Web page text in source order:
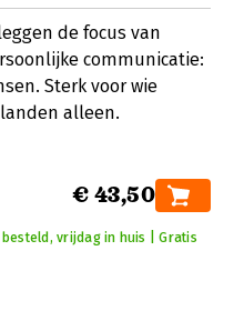
de focus van
communicatie:
Sterk voor wie
alleen.
€ 43,50
vrijdag in huis | Gratis